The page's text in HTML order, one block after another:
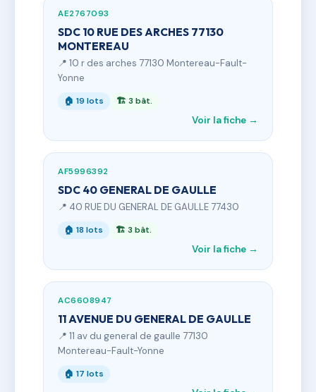
AE2767093
SDC 10 RUE DES ARCHES 77130
MONTEREAU
📍 10 r des arches 77130 Montereau-Fault-
Yonne
🏠 19 lots 🏗 3 bât.
Voir la fiche →
AF5996392
SDC 40 GENERAL DE GAULLE
📍 40 RUE DU GENERAL DE GAULLE 77430
🏠 18 lots 🏗 3 bât.
Voir la fiche →
AC6608947
11 AVENUE DU GENERAL DE GAULLE
📍 11 av du general de gaulle 77130
Montereau-Fault-Yonne
🏠 17 lots